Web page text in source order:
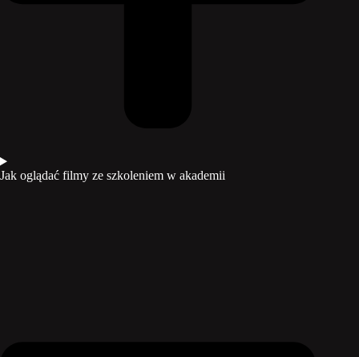
Jak oglądać filmy ze szkoleniem w akademii